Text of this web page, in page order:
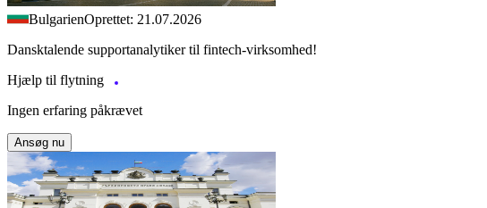
BulgarienOprettet: 21.07.2026
Dansktalende supportanalytiker til fintech-virksomhed!
Hjælp til flytning
Ingen erfaring påkrævet
Ansøg nu